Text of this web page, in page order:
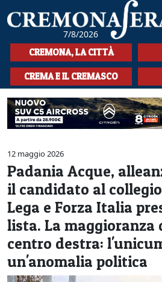
7/8/2026
HOME
CRONACA
SPORT
LA MUSICA
CULTURA
LA STORIA
SPETTACOLI
L'EDITORIALE
SEZIONI
CERCA
CREMONA, LA CITTÀ
CREMA E IL CREMASCO
12 maggio 2026
Padania Acque,
il candidato al
Lega e Forza Italia
lista. La maggioranza
centro destra:
un'anomalia politica